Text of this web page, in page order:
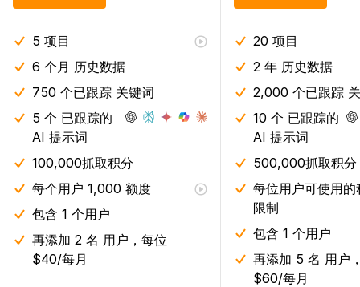
5 项目
6 个月 历史数据
750 个已跟踪 关键词
5 个 已跟踪的
AI 提示词
100,000抓取积分
每个用户 1,000 额度
包含 1 个用户
再添加 2 名 用户，每位
$40/每月
20 项目
2 年 历史数据
2,000 个已跟踪
10 个 已跟踪的
AI 提示词
500,000抓取积分
每位用户可使用的
限制
包含 1 个用户
再添加 5 名 用户
$60/每月